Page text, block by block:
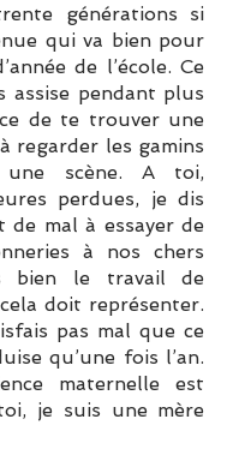
générations si
qui va bien pour
de l’école. Ce
assise pendant plus
de te trouver une
regarder les gamins
scène. A toi,
perdues, je dis
mal à essayer de
à nos chers
bien le travail de
doit représenter.
pas mal que ce
qu’une fois l’an.
maternelle est
je suis une mère